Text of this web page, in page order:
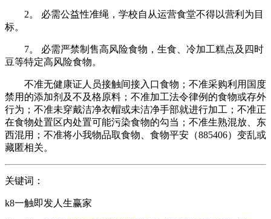
2。 必需公益性准绳，学校自从运营食堂不得以营利为目
标。
7。 必需严禁制售高风险食物，生食、冷加工糕点及四时
豆等特定高风险食物。
不准无健康证人员接触间接入口食物；不准采购利用国度
禁用的添加剂及不及格原料；不准加工法令律例的食物或存外
行为；不准未穿戴洁净衣帽或未洁净手部就进行加工；不准正
在食物处置区内处置可能污染食物的勾当；不准生熟混放、东
西混用；不准将小我物品取食物、食物平安（885406）变乱或
藏匿相关。
关键词：
k8一触即发人生赢家